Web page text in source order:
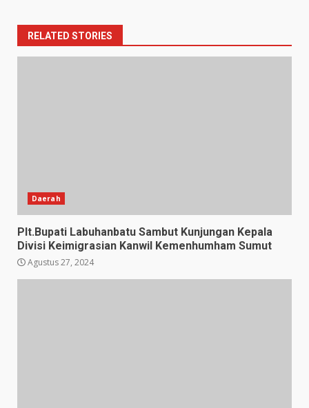
RELATED STORIES
Daerah
Plt.Bupati Labuhanbatu Sambut Kunjungan Kepala
Divisi Keimigrasian Kanwil Kemenhumham Sumut
Agustus 27, 2024